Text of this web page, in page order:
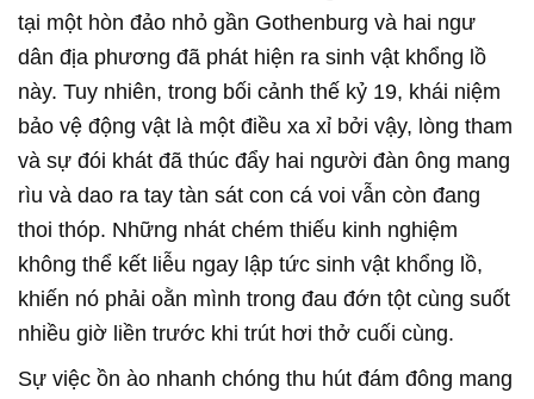
tại một hòn đảo nhỏ gần Gothenburg và hai ngư
dân địa phương đã phát hiện ra sinh vật khổng lồ
này. Tuy nhiên, trong bối cảnh thế kỷ 19, khái niệm
bảo vệ động vật là một điều xa xỉ bởi vậy, lòng tham
và sự đói khát đã thúc đẩy hai người đàn ông mang
rìu và dao ra tay tàn sát con cá voi vẫn còn đang
thoi thóp. Những nhát chém thiếu kinh nghiệm
không thể kết liễu ngay lập tức sinh vật khổng lồ,
khiến nó phải oằn mình trong đau đớn tột cùng suốt
nhiều giờ liền trước khi trút hơi thở cuối cùng.
Sự việc ồn ào nhanh chóng thu hút đám đông mang